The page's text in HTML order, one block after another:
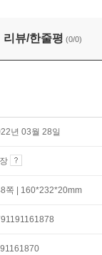
in South
리뷰/한줄평 (0/0)
년 03월 28일
쪽 | 160*232*20mm